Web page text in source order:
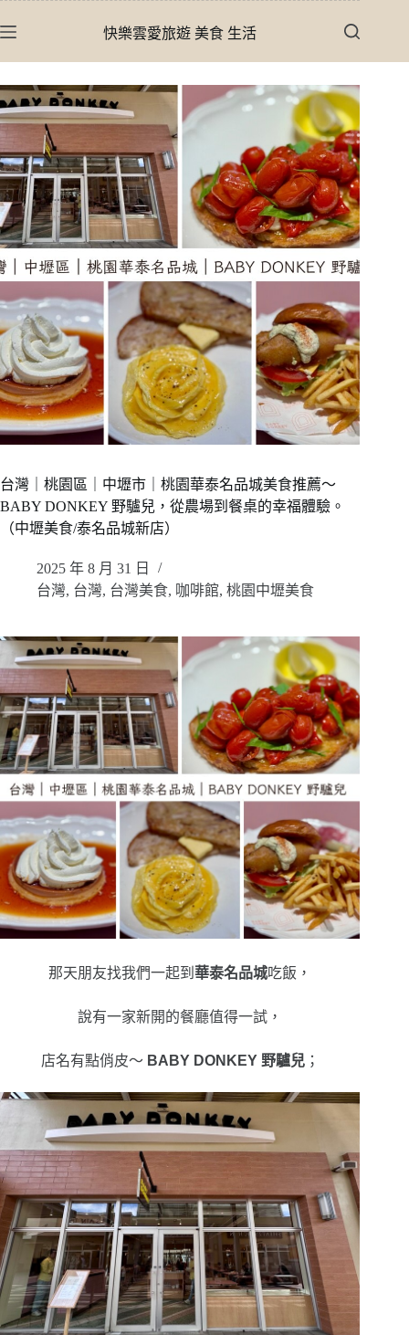
至
內
容
快樂雲愛旅遊 美食 生活
台灣｜桃園區｜中壢市｜桃園華泰名品城美食推薦～
BABY DONKEY 野驢兒，從農場到餐桌的幸福體驗。
（中壢美食/泰名品城新店）
2025 年 8 月 31 日
台灣, 台灣, 台灣美食, 咖啡館, 桃園中壢美食
那天朋友找我們一起到華泰名品城吃飯，
說有一家新開的餐廳值得一試，
店名有點俏皮～ BABY DONKEY 野驢兒；